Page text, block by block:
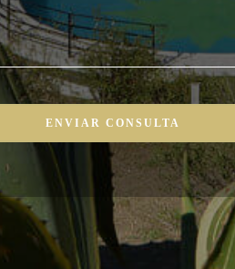
ENVIAR CONSULTA